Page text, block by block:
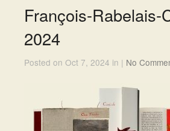
François-Rabelais-
2024
Posted on Oct 7, 2024 in | No